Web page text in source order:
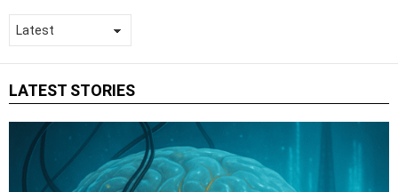
LATEST STORIES